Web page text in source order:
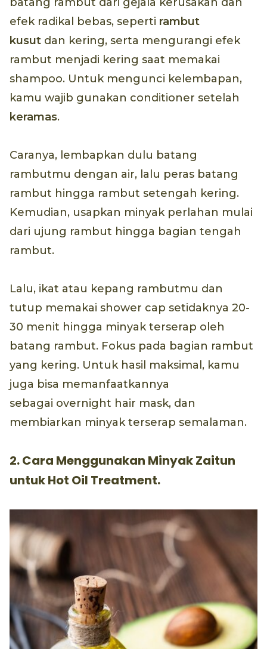
efek radikal bebas, seperti rambut
kusut dan kering, serta mengurangi efek
rambut menjadi kering saat memakai
shampoo. Untuk mengunci kelembapan,
kamu wajib gunakan conditioner setelah
keramas.
Caranya, lembapkan dulu batang
rambutmu dengan air, lalu peras batang
rambut hingga rambut setengah kering.
Kemudian, usapkan minyak perlahan mulai
dari ujung rambut hingga bagian tengah
rambut.
Lalu, ikat atau kepang rambutmu dan
tutup memakai shower cap setidaknya 20-
30 menit hingga minyak terserap oleh
batang rambut. Fokus pada bagian rambut
yang kering. Untuk hasil maksimal, kamu
juga bisa memanfaatkannya
sebagai overnight hair mask, dan
membiarkan minyak terserap semalaman.
2. Cara Menggunakan Minyak Zaitun
untuk Hot Oil Treatment.